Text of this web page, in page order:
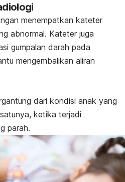
menempatkan kateter
abnormal. Kateter juga
gumpalan darah pada
mengembalikan aliran
dari kondisi anak yang
ketika terjadi
parah.